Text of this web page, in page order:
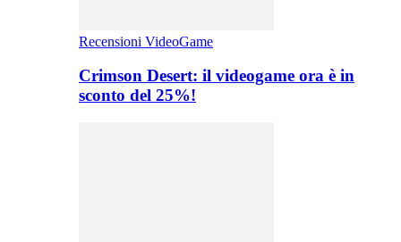
Recensioni VideoGame
Crimson Desert: il videogame ora è in
sconto del 25%!